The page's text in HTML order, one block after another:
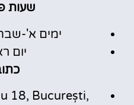
שעות
ימים א'-שבת: 12:00-
יום
18, București,